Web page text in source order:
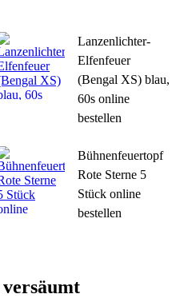
Lanzenlichter-
Elfenfeuer
(Bengal XS) blau,
60s online
bestellen
Bühnenfeuertopf
Rote Sterne 5
Stück online
bestellen